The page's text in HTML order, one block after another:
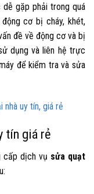
dễ gặp phải trong quá
cơ bị cháy, khét,
đề về động cơ và bị
dụng và liên hệ trực
để kiểm tra và sửa
nhà uy tín, giá rẻ
tín giá rẻ
cấp dịch vụ sửa quạt